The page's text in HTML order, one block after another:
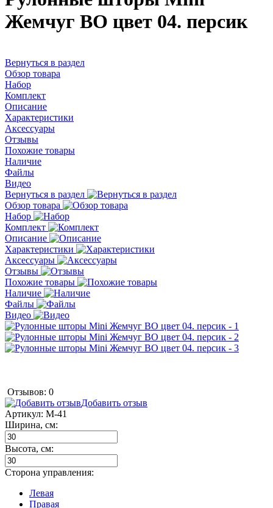
Жемчуг ВО цвет 04. персик
Вернуться в раздел
Обзор товара
Набор
Комплект
Описание
Характеристики
Аксессуары
Отзывы
Похожие товары
Наличие
Файлы
Видео
Вернуться в раздел
Обзор товара
Набор
Комплект
Описание
Характеристики
Аксессуары
Отзывы
Похожие товары
Наличие
Файлы
Видео
Отзывов: 0
Добавить отзыв
Артикул: M-41
Ширина, см:
Высота, см:
Сторона управления:
Левая
Правая